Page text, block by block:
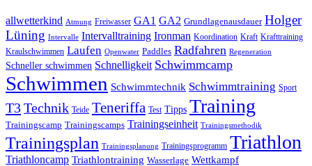
allwetterkind Atmung Freiwasser GA1 GA2 Grundlagenausdauer Holger
Lüning Intervalle Intervalltraining Ironman Koordination Kraft Krafttraining
Kraulschwimmen Laufen Openwater Paddles Radfahren Regeneration
Schneller schwimmen Schnelligkeit Schwimmcamp
Schwimmen Schwimmtechnik Schwimmtraining Sport
T3Technik Teide Teneriffa Test Tipps Training
Trainingscamp Trainingscamps Trainingseinheit Trainingsmethodik
Trainingsplan Trainingsplanung Trainingsprogramm Triathlon
Triathloncamp Triathlontraining Wasserlage Wettkampf